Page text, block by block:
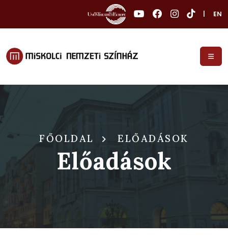
EN
FŐOLDAL ELŐADÁSOK
Előadások